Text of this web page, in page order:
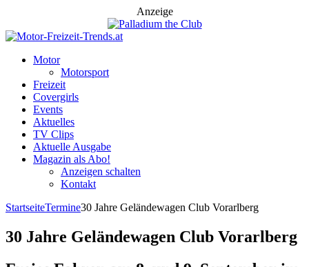
Anzeige
Motor
Motorsport
Freizeit
Covergirls
Events
Aktuelles
TV Clips
Aktuelle Ausgabe
Magazin als Abo!
Anzeigen schalten
Kontakt
StartseiteTermine30 Jahre Geländewagen Club Vorarlberg
30 Jahre Geländewagen Club Vorarlberg